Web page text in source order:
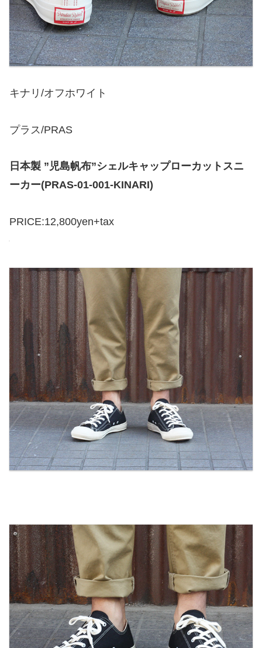
キナリ/オフホワイト
プラス/PRAS
日本製 ”児島帆布”シェルキャップローカットスニ
ーカー(PRAS-01-001-KINARI)
PRICE:12,800yen+tax